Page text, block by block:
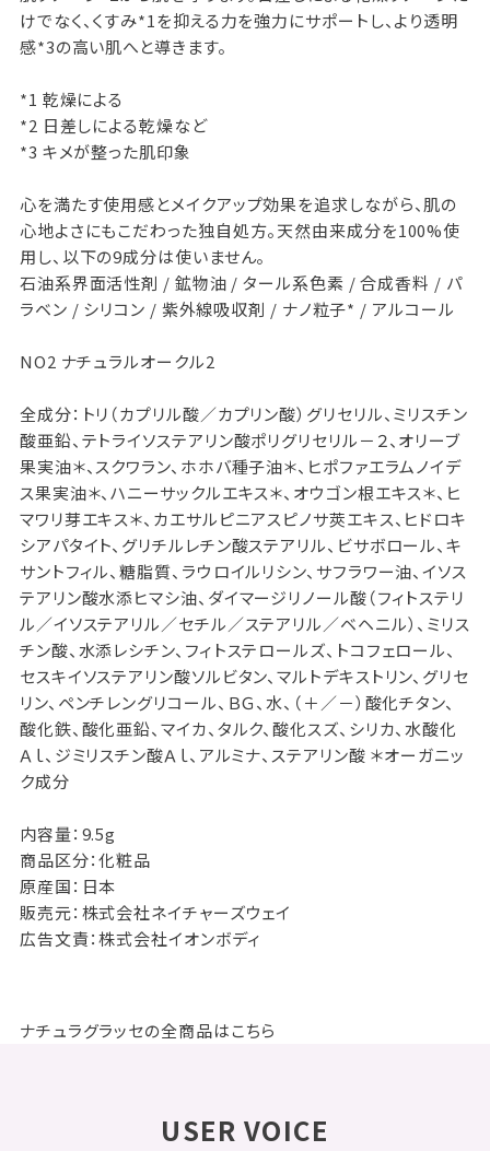
けでなく、くすみ*1を抑える力を強力にサポートし、より透明
感*3の高い肌へと導きます。
*1 乾燥による
*2 日差しによる乾燥など
*3 キメが整った肌印象
心を満たす使用感とメイクアップ効果を追求しながら、肌の
心地よさにもこだわった独自処方。天然由来成分を100%使
用し、以下の9成分は使いません。
石油系界面活性剤 / 鉱物油 / タール系色素 / 合成香料 / パ
ラベン / シリコン / 紫外線吸収剤 / ナノ粒子* / アルコール
NO2 ナチュラルオークル2
全成分：トリ（カプリル酸／カプリン酸）グリセリル、ミリスチン
酸亜鉛、テトライソステアリン酸ポリグリセリル－２、オリーブ
果実油＊、スクワラン、ホホバ種子油＊、ヒポファエラムノイデ
ス果実油＊、ハニーサックルエキス＊、オウゴン根エキス＊、ヒ
マワリ芽エキス＊、カエサルピニアスピノサ莢エキス、ヒドロキ
シアパタイト、グリチルレチン酸ステアリル、ビサボロール、キ
サントフィル、糖脂質、ラウロイルリシン、サフラワー油、イソス
テアリン酸水添ヒマシ油、ダイマージリノール酸（フィトステリ
ル／イソステアリル／セチル／ステアリル／ベヘニル）、ミリス
チン酸、水添レシチン、フィトステロールズ、トコフェロール、
セスキイソステアリン酸ソルビタン、マルトデキストリン、グリセ
リン、ペンチレングリコール、ＢＧ、水、（＋／－）酸化チタン、
酸化鉄、酸化亜鉛、マイカ、タルク、酸化スズ、シリカ、水酸化
Ａｌ、ジミリスチン酸Ａｌ、アルミナ、ステアリン酸 ＊オーガニッ
ク成分
内容量：9.5g
商品区分：化粧品
原産国：日本
販売元：株式会社ネイチャーズウェイ
広告文責：株式会社イオンボディ
ナチュラグラッセの全商品はこちら
USER VOICE